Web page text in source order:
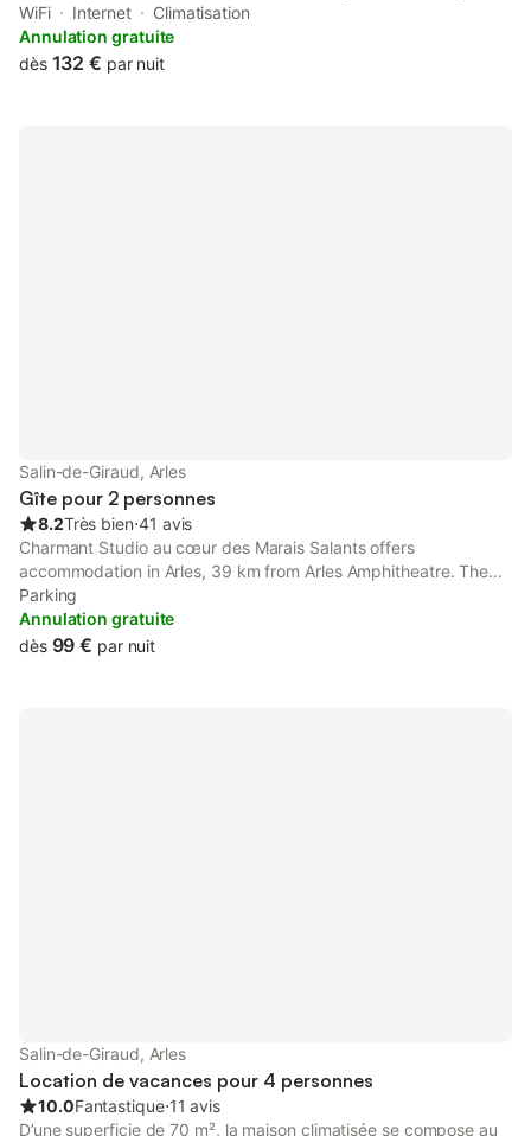
a terrace and garden views. This apartment offers
accommodation with a balcony.
WiFi Internet
Climatisation
Annulation gratuite
dès 132 € par nuit
Salin-de-Giraud, Arles
Gîte pour 2 personnes
8.2Très bien⋅41 avis
Charmant Studio au cœur des Marais Salants offers
accommodation in Arles, 39 km from Arles Amphitheatre. The
accommodation is non-smoking. Nimes-Ales-Camargue-
Cevennes Airport is 58 km away.
Parking
Annulation gratuite
dès 99 € par nuit
Salin-de-Giraud, Arles
Location de vacances pour 4 personnes
10.0Fantastique⋅11 avis
D’une superficie de 70 m², la maison climatisée se compose au